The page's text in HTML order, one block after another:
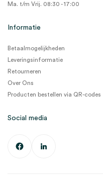
Ma. t/m Vrij. 08:30 - 17:00
Informatie
Betaalmogelijkheden
Leveringsinformatie
Retourneren
Over Ons
Producten bestellen via QR-codes
Social media